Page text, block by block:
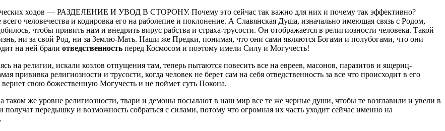
ходов — РАЗДЕЛЕНИЕ И УВОД В СТОРОНУ. Почему это сейчас так важно для них и почему так эффективно?
человечества и кодировка его на раболепие и поклонение. А Славянская Душа, изначально имеющая связь с Родом,
чтобы привить нам и внедрить вирус рабства и страха-трусости. Он отображается в религиозности человека. Такой
ни за свой Род, ни за Землю-Мать. Наши же Предки, понимая, что они сами являются Богами и полубогами, что они
на ней брали отведственность перед Космосом и поэтому имели Силу и Могучесть!
на религии, искали козлов отпущения там, теперь пытаются повесить все на евреев, масонов, паразитов и ящериц-
прививка религиозности и трусости, когда человек не берет сам на себя отведственность за все что происходит в его
свою божественную Могучесть и не поймет суть Покона.
таком же уровне религиозности, твари и демоны посылают в наш мир все те же черные души, чтобы те возглавили и увели в
передышку и возможность собраться с силами, потому что огромная их часть уходит сейчас именно на